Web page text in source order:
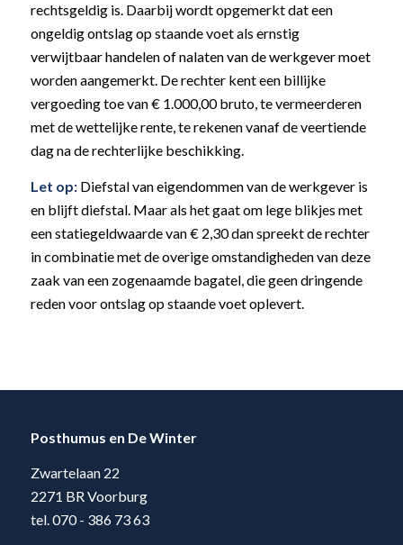
rechtsgeldig is. Daarbij wordt opgemerkt dat een
ongeldig ontslag op staande voet als ernstig
verwijtbaar handelen of nalaten van de werkgever moet
worden aangemerkt. De rechter kent een billijke
vergoeding toe van € 1.000,00 bruto, te vermeerderen
met de wettelijke rente, te rekenen vanaf de veertiende
dag na de rechterlijke beschikking.
Let op:Diefstal van eigendommen van de werkgever is
en blijft diefstal. Maar als het gaat om lege blikjes met
een statiegeldwaarde van € 2,30 dan spreekt de rechter
in combinatie met de overige omstandigheden van deze
zaak van een zogenaamde bagatel, die geen dringende
reden voor ontslag op staande voet oplevert.
Posthumus en De Winter
Zwartelaan 22
2271 BR Voorburg
tel. 070 - 386 73 63